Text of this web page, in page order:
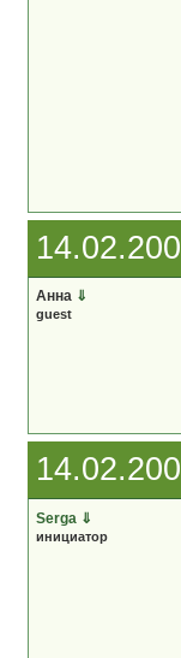
Анна ⇓
guest
Serga ⇓
инициатор